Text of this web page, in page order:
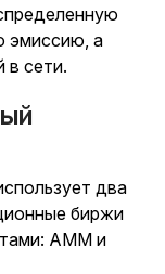
эмиссию, а
в сети.
два
биржи
AMM и